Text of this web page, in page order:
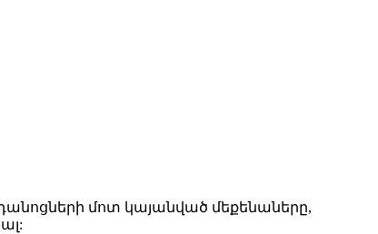
մոտ կայանված մեքենաները,